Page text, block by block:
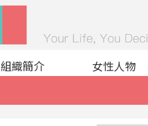
組織簡介 女性人物